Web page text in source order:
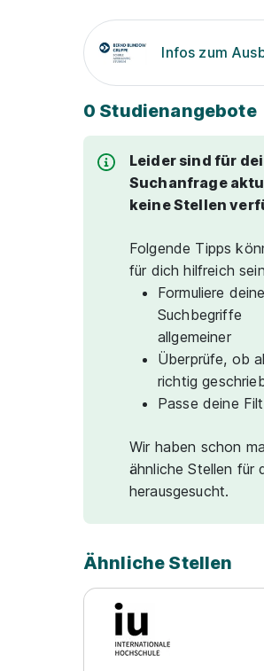
Infos zum
0 Studienangebote
Leider sind für
Suchanfrage
keine Stellen
Folgende Tipps
für dich hilfreich
Formuliere deine
Suchbegriffe
allgemeiner
Überprüfe, ob
richtig
Passe deine
Wir haben schon
ähnliche Stellen für
herausgesucht.
Ähnliche Stellen